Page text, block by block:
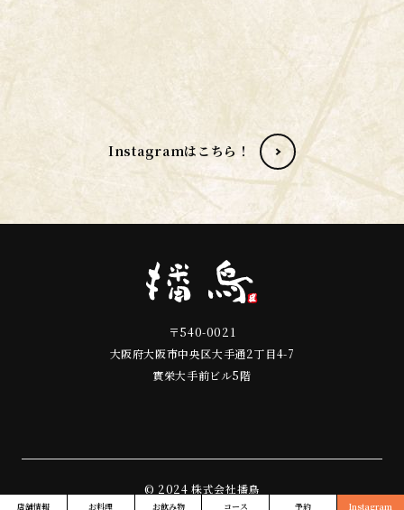
店舗情報 お料理 お飲み物 コース 予約 Instagram
Instagramはこちら！
〒540-0021
大阪府大阪市中央区大手通2丁目4-7
實栄大手前ビル5階
© 2024 株式会社播鳥